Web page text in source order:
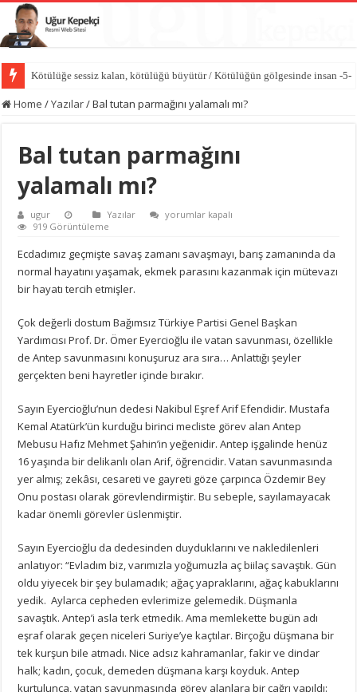
Kötülüğe sessiz kalan, kötülüğü büyütür / Kötülüğün gölgesinde insan -5-
Vicdan sustuğunda kötülük konuşur / Kötülüğün gölgesinde insan -4-
Home /Yazılar/Bal tutan parmağını yalamalı mı?
Bal tutan parmağını
yalamalı mı?
ugur Yazılar
Bal
mı?
için
yorumlar kapalı
919 Görüntüleme
Ecdadımız geçmişte savaş zamanı savaşmayı, barış zamanında da
normal hayatını yaşamak, ekmek parasını kazanmak için mütevazı
bir hayatı tercih etmişler.
Çok değerli dostum Bağımsız Türkiye Partisi Genel Başkan
Yardımcısı Prof. Dr. Ömer Eyercioğlu ile vatan savunması, özellikle
de Antep savunmasını konuşuruz ara sıra… Anlattığı şeyler
gerçekten beni hayretler içinde bırakır.
Sayın Eyercioğlu’nun dedesi Nakibul Eşref Arif Efendidir. Mustafa
Kemal Atatürk’ün kurduğu birinci mecliste görev alan Antep
Mebusu Hafız Mehmet Şahin’in yeğenidir. Antep işgalinde henüz
16 yaşında bir delikanlı olan Arif, öğrencidir. Vatan savunmasında
yer almış; zekâsı, cesareti ve gayreti göze çarpınca Özdemir Bey
Onu postası olarak görevlendirmiştir. Bu sebeple, sayılamayacak
kadar önemli görevler üslenmiştir.
Sayın Eyercioğlu da dedesinden duyduklarını ve nakledilenleri
anlatıyor: “Evladım biz, varımızla yoğumuzla aç biilaç savaştık. Gün
oldu yiyecek bir şey bulamadık; ağaç yapraklarını, ağaç kabuklarını
yedik. Aylarca cepheden evlerimize gelemedik. Düşmanla
savaştık. Antep’i asla terk etmedik. Ama memlekette bugün adı
eşraf olarak geçen niceleri Suriye’ye kaçtılar. Birçoğu düşmana bir
tek kurşun bile atmadı. Nice adsız kahramanlar, fakir ve dindar
halk; kadın, çocuk, demeden düşmana karşı koyduk. Antep
kurtulunca, vatan savunmasında görev alanlara bir çağrı yapıldı: